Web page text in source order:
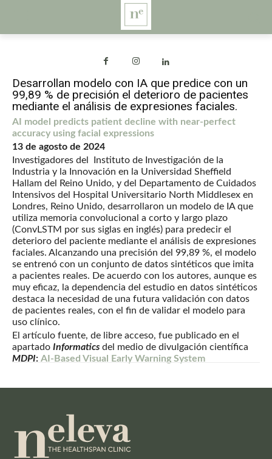
Desarrollan modelo con IA que predice con un
99,89 % de precisión el deterioro de pacientes
mediante el análisis de expresiones faciales.
AI model predicts patient decline with near-perfect
accuracy using facial expressions
13 de agosto de 2024
Investigadores del Instituto de Investigación de la
Industria y la Innovación en la Universidad Sheffield
Hallam del Reino Unido, y del Departamento de Cuidados
Intensivos del Hospital Universitario North Middlesex en
Londres, Reino Unido, desarrollaron un modelo de IA que
utiliza memoria convolucional a corto y largo plazo
(ConvLSTM por sus siglas en inglés) para predecir el
deterioro del paciente mediante el análisis de expresiones
faciales. Alcanzando una precisión del 99,89 %, el modelo
se entrenó con un conjunto de datos sintéticos que imita
a pacientes reales. De acuerdo con los autores, aunque es
muy eficaz, la dependencia del estudio en datos sintéticos
destaca la necesidad de una futura validación con datos
de pacientes reales, con el fin de validar el modelo para
uso clínico.
El artículo fuente, de libre acceso, fue publicado en el
apartado Informatics del medio de divulgación científica
MDPI: AI-Based Visual Early Warning System